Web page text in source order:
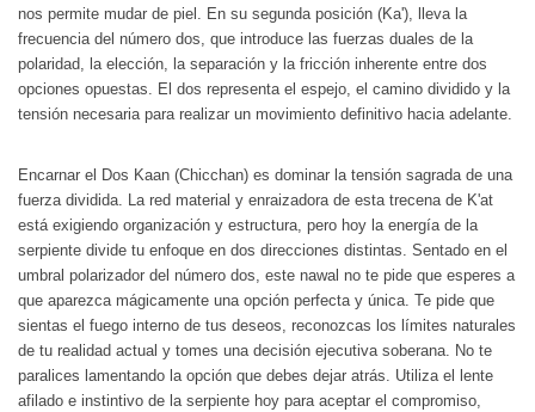
nos permite mudar de piel. En su segunda posición (Ka'), lleva la
frecuencia del número dos, que introduce las fuerzas duales de la
polaridad, la elección, la separación y la fricción inherente entre dos
opciones opuestas. El dos representa el espejo, el camino dividido y la
tensión necesaria para realizar un movimiento definitivo hacia adelante.
Encarnar el Dos Kaan (Chicchan) es dominar la tensión sagrada de una
fuerza dividida. La red material y enraizadora de esta trecena de K'at
está exigiendo organización y estructura, pero hoy la energía de la
serpiente divide tu enfoque en dos direcciones distintas. Sentado en el
umbral polarizador del número dos, este nawal no te pide que esperes a
que aparezca mágicamente una opción perfecta y única. Te pide que
sientas el fuego interno de tus deseos, reconozcas los límites naturales
de tu realidad actual y tomes una decisión ejecutiva soberana. No te
paralices lamentando la opción que debes dejar atrás. Utiliza el lente
afilado e instintivo de la serpiente hoy para aceptar el compromiso,